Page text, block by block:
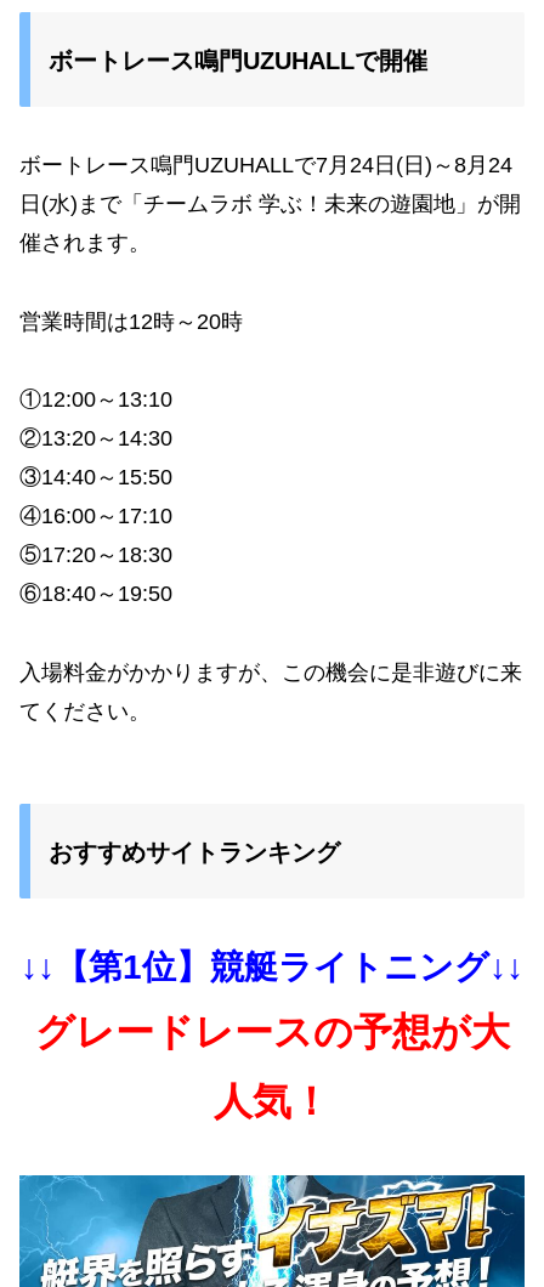
ボートレース鳴門UZUHALLで開催
ボートレース鳴門UZUHALLで7月24日(日)～8月24
日(水)まで「チームラボ 学ぶ！未来の遊園地」が開
催されます。
営業時間は12時～20時
①12:00～13:10
②13:20～14:30
③14:40～15:50
④16:00～17:10
⑤17:20～18:30
⑥18:40～19:50
入場料金がかかりますが、この機会に是非遊びに来
てください。
おすすめサイトランキング
↓↓【第1位】競艇ライトニング↓↓
グレードレースの予想が大
人気！